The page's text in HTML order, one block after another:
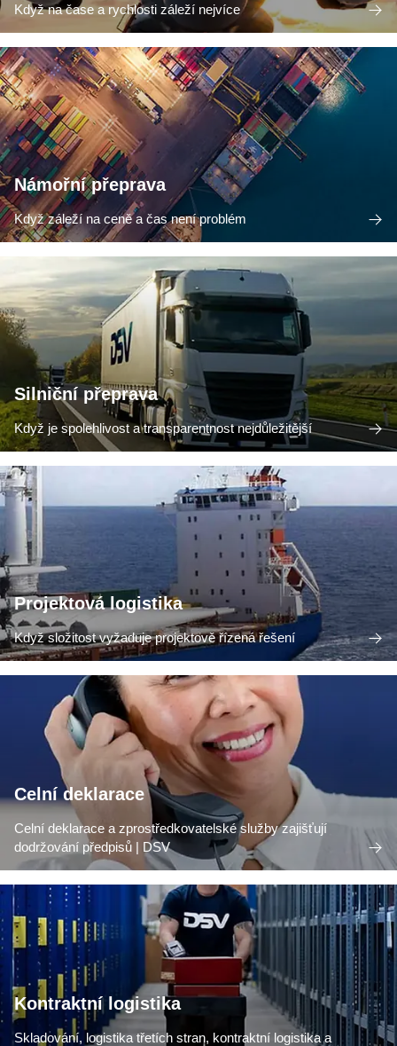
Když na čase a rychlosti záleží nejvíce
Námořní přeprava
Když záleží na ceně a čas není problém
Silniční přeprava
Když je spolehlivost a transparentnost nejdůležitější
Projektová logistika
Když složitost vyžaduje projektově řízená řešení
Celní deklarace
Celní deklarace a zprostředkovatelské služby zajišťují
dodržování předpisů | DSV
Kontraktní logistika
Skladování, logistika třetích stran, kontraktní logistika a